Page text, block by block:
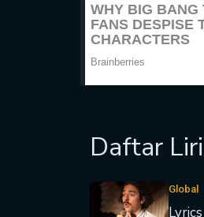
Daftar
Global